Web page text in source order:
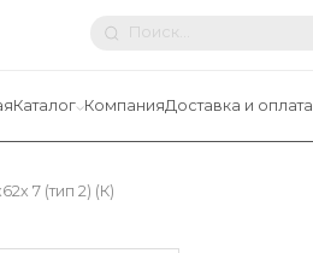
Каталог КомпанияДоставка и оплата
7 (тип 2) (К)